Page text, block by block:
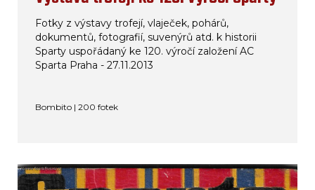
Fotky z výstavy trofejí, vlaječek, pohárů,
dokumentů, fotografií, suvenýrů atd. k historii
Sparty uspořádaný ke 120. výročí založení AC
Sparta Praha - 27.11.2013
Bombito | 200 fotek